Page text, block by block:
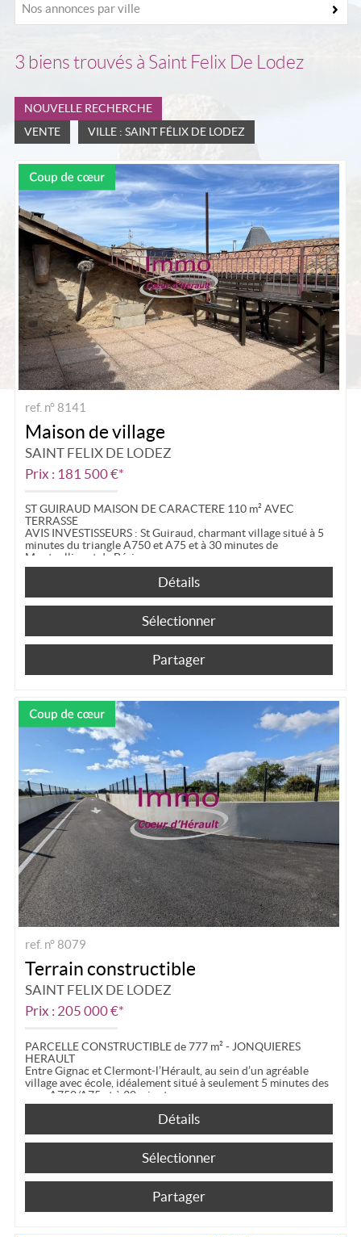
propriétaire
Contact
Nos annonces par ville
3 biens trouvés à Saint Felix De Lodez
NOUVELLE RECHERCHE
VENTE
VILLE : SAINT FÉLIX DE LODEZ
ref. n° 8141
Maison de village
SAINT FELIX DE LODEZ
Prix : 181 500 €*
ST GUIRAUD MAISON DE CARACTERE 110 m² AVEC
TERRASSE
AVIS INVESTISSEURS : St Guiraud, charmant village situé à 5
minutes du triangle A750 et A75 et à 30 minutes de
Montpellier et de Béziers.
Nous vous...
Détails
Sélectionner
Partager
ref. n° 8079
Terrain constructible
SAINT FELIX DE LODEZ
Prix : 205 000 €*
PARCELLE CONSTRUCTIBLE de 777 m² - JONQUIERES
HERAULT
Entre Gignac et Clermont-l’Hérault, au sein d’un agréable
village avec école, idéalement situé à seulement 5 minutes des
axes A750/A75 et à 30 minutes...
Détails
Sélectionner
Partager